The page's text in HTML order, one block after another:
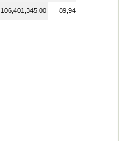
106,401,345.00 89,946,247.00